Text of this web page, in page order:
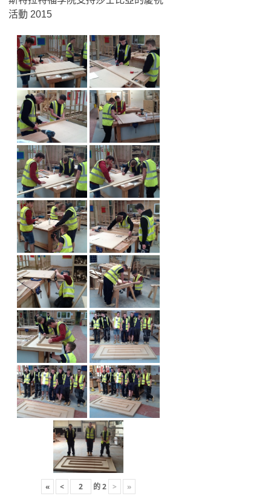
活動 2015
« < 的2 > »